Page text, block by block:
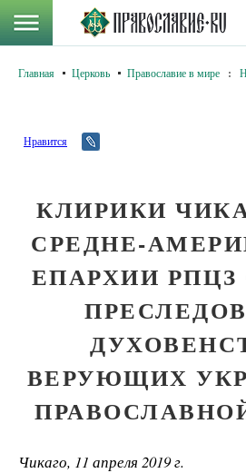
Главная Церковь Православие в мире :
Нравится
КЛИРИКИ
СРЕДНЕ-
ЕПАРХИИ
ВЕРУЮЩИХ
Чикаго, 11 апреля 2019 г.